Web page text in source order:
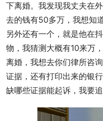
下离婚。我发现我丈夫在
去的钱有50多万，我想知
另外还有一个，就是他在
物，我猜测大概有10来万
离婚，我想去你们律所咨
证据，还有打印出来的银
缺哪些证据能起诉，我要